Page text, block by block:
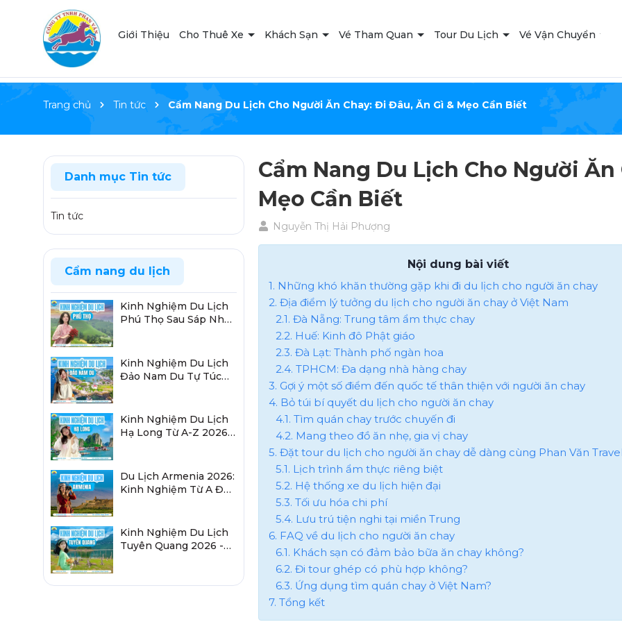
Giới Thiệu Cho Thuê Xe Khách Sạn Vé Tham Quan Tour Du Lịch Vé Vận Chuyển
Trang chủ Tin tức Cẩm Nang Du Lịch Cho Người Ăn Chay: Đi Đâu, Ăn Gì & Mẹo Cần Biết
Cẩm Nang Du Lịch Cho Người
Mẹo Cần Biết
Nguyễn Thị Hải Phượng
Nội dung bài viết
1. Những khó khăn thường gặp khi đi du lịch cho người ăn chay
2. Địa điểm lý tưởng du lịch cho người ăn chay ở Việt Nam
2.1. Đà Nẵng: Trung tâm ẩm thực chay
2.2. Huế: Kinh đô Phật giáo
2.3. Đà Lạt: Thành phố ngàn hoa
2.4. TPHCM: Đa dạng nhà hàng chay
3. Gợi ý một số điểm đến quốc tế thân thiện với người ăn chay
4. Bỏ túi bí quyết du lịch cho người ăn chay
4.1. Tìm quán chay trước chuyến đi
4.2. Mang theo đồ ăn nhẹ, gia vị chay
5. Đặt tour du lịch cho người ăn chay dễ dàng cùng Phan Văn
5.1. Lịch trình ẩm thực riêng biệt
5.2. Hệ thống xe du lịch hiện đại
5.3. Tối ưu hóa chi phí
5.4. Lưu trú tiện nghi tại miền Trung
6. FAQ về du lịch cho người ăn chay
6.1. Khách sạn có đảm bảo bữa ăn chay không?
6.2. Đi tour ghép có phù hợp không?
6.3. Ứng dụng tìm quán chay ở Việt Nam?
7. Tổng kết
Danh mục Tin tức
Tin tức
Cẩm nang du lịch
Kinh Nghiệm Du Lịch
Phú Thọ Sau Sáp Nhập
Kinh Nghiệm Du Lịch
Đảo Nam Du Tự Túc
Kinh Nghiệm Du Lịch
Hạ Long Từ A-Z 2026:
Du Lịch Armenia 2026:
Kinh Nghiệm Từ A Đến
Kinh Nghiệm Du Lịch
Tuyên Quang 2026 -